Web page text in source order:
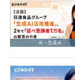
AI・生成AI